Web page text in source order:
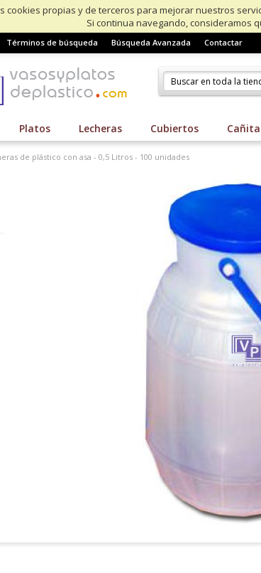
cookies propias y de terceros para mejorar nuestros
Si continua navegando, consideramos
Términos de búsqueda Búsqueda Avanzada Contactar
Platos Lecheras Cubiertos
de plástico con asa - 0,5 Litros - 100 unidades